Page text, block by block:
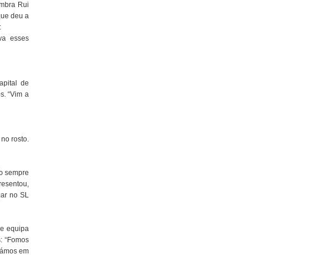
Rui
deu a
esses
de
“Vim a
rosto.
sempre
no SL
equipa
“Fomos
em